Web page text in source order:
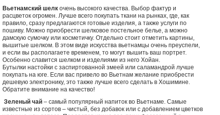
Вьетнамский шелк очень высокого качества. Выбор фактур и
расцветок огромен. Лучше всего покупать ткани на рынках, где, как
правило, сразу предлагаются готовые изделия, а также услуги по
пошиву. Можно приобрести шелковое постельное белье, а можно
дамскую сумочку или косметичку. Отдельно стоит отметить картины,
вышитые шелком. В этом виде искусства вьетнамцы очень преуспели,
и если вы располагаете временем, то могут вышить ваш портрет.
Особенно славится шелком и изделиями из него Хойан.
Бутылки настойки с заспиртованной змеей или саламандрой лучше
покупать на юге. Если вас привело во Вьетнам желание приобрести
дешевую электронику, это также лучше всего сделать в Хошимине.
Обратите внимание на качество!
Зеленый чай – самый популярный напиток во Вьетнаме. Самые
известные из сортов – чистый, без добавок или с добавлением цветков